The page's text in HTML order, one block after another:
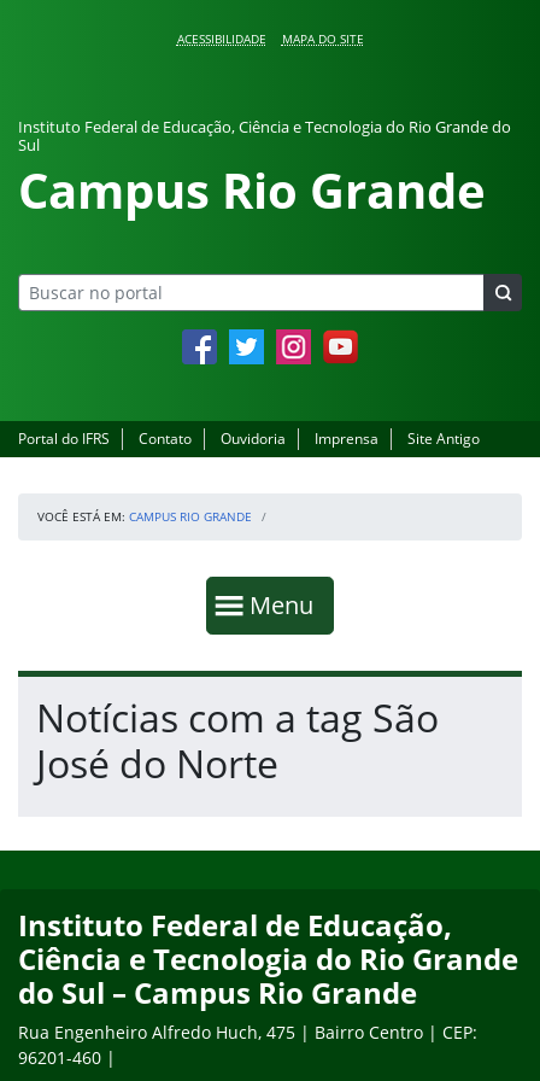
ACESSIBILIDADE MAPA DO SITE
Instituto Federal de Educação, Ciência e Tecnologia do Rio Grande do
Sul
Campus Rio Grande
Facebook Twitter InstagramYouTube
Portal do IFRS Contato Ouvidoria Imprensa Site Antigo
VOCÊ ESTÁ EM: CAMPUS RIO GRANDE
Mostrar
Menu
Fim da navegação
Início do conteúdo
Notícias com a tag São
José do Norte
Instituto Federal de Educação,
Ciência e Tecnologia do Rio Grande
do Sul – Campus Rio Grande
Rua Engenheiro Alfredo Huch, 475 | Bairro Centro | CEP:
96201-460 |